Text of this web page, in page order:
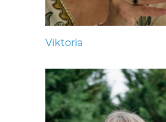
Viktoria